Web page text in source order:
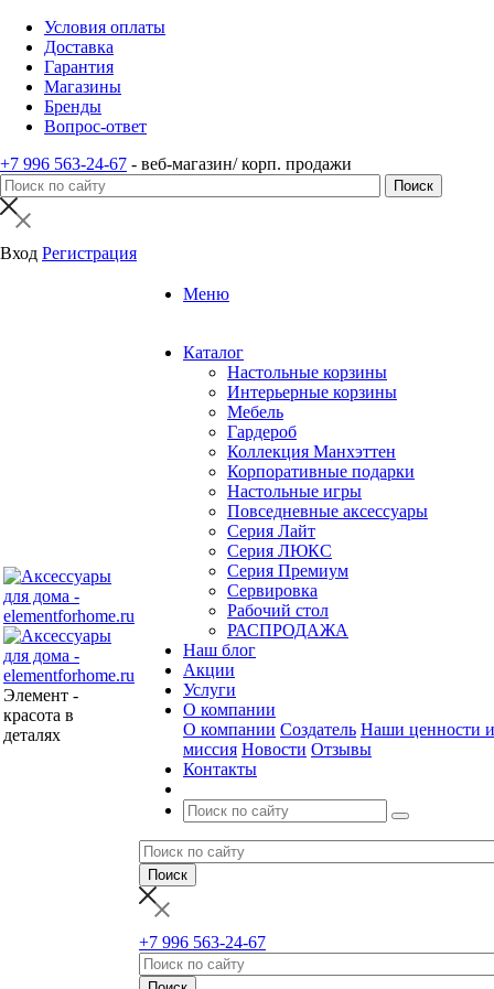
Условия оплаты
Доставка
Гарантия
Магазины
Бренды
Вопрос-ответ
+7 996 563-24-67 - веб-магазин/ корп. продажи
Вход Регистрация
Элемент -
красота в
деталях
Меню
Каталог
Настольные корзины
Интерьерные корзины
Мебель
Гардероб
Коллекция Манхэттен
Корпоративные подарки
Настольные игры
Повседневные аксессуары
Серия Лайт
Серия ЛЮКС
Серия Премиум
Сервировка
Рабочий стол
РАСПРОДАЖА
Наш блог
Акции
Услуги
О компании
О компании Создатель Наши ценности и
миссия Новости Отзывы
Контакты
+7 996 563-24-67